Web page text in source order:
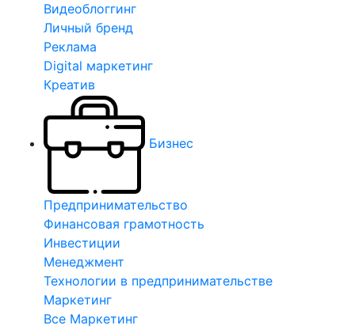
Видеоблоггинг
Личный бренд
Реклама
Digital маркетинг
Креатив
Бизнес
Предпринимательство
Финансовая грамотность
Инвестиции
Менеджмент
Технологии в предпринимательстве
Маркетинг
Все Маркетинг